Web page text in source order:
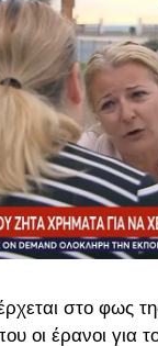
στο φως
οι έρανοι για